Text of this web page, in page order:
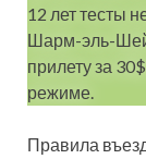
12 лет тесты
Шарм-эль-
прилету за
режиме.
Правила